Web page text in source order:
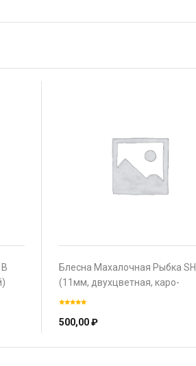
Блесна Махалочная Рыбка SH
(11мм, двухцветная, каро-
серебро)
500,00₽